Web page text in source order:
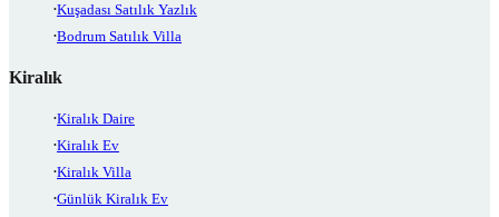
Kuşadası Satılık Yazlık
Bodrum Satılık Villa
Kiralık
Kiralık Daire
Kiralık Ev
Kiralık Villa
Günlük Kiralık Ev